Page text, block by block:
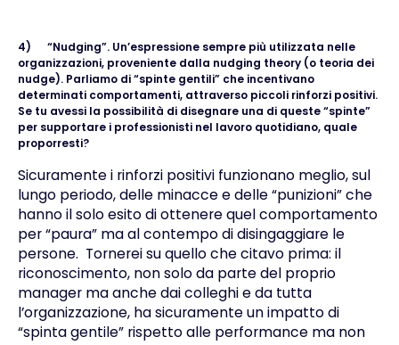
4)
“Nudging”. Un’espressione sempre più utilizzata nelle
organizzazioni, proveniente dalla nudging theory (o teoria dei
nudge). Parliamo di “spinte gentili” che incentivano
determinati comportamenti, attraverso piccoli rinforzi positivi.
Se tu avessi la possibilità di disegnare una di queste “spinte”
per supportare i professionisti nel lavoro quotidiano, quale
proporresti?
Sicuramente i rinforzi positivi funzionano meglio, sul
lungo periodo, delle minacce e delle “punizioni” che
hanno il solo esito di ottenere quel comportamento
per “paura” ma al contempo di disingaggiare le
persone. Tornerei su quello che citavo prima: il
riconoscimento, non solo da parte del proprio
manager ma anche dai colleghi e da tutta
l’organizzazione, ha sicuramente un impatto di
“spinta gentile” rispetto alle performance ma non